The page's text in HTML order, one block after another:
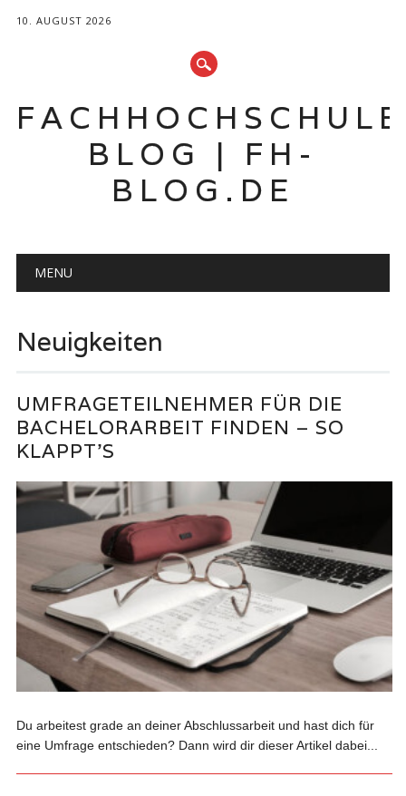
10. AUGUST 2026
BLOG | FH-
BLOG.DE
Hauptmenü
MENU
Neuigkeiten
UMFRAGETEILNEHMER FÜR DIE
BACHELORARBEIT FINDEN – SO
KLAPPT’S
Du arbeitest grade an deiner Abschlussarbeit und hast dich für
eine Umfrage entschieden? Dann wird dir dieser Artikel dabei...